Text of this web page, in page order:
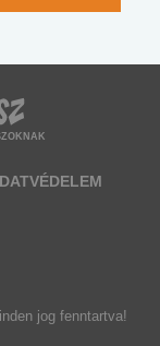
jog fenntartva!